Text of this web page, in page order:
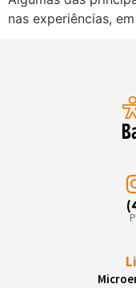
nas experiências,